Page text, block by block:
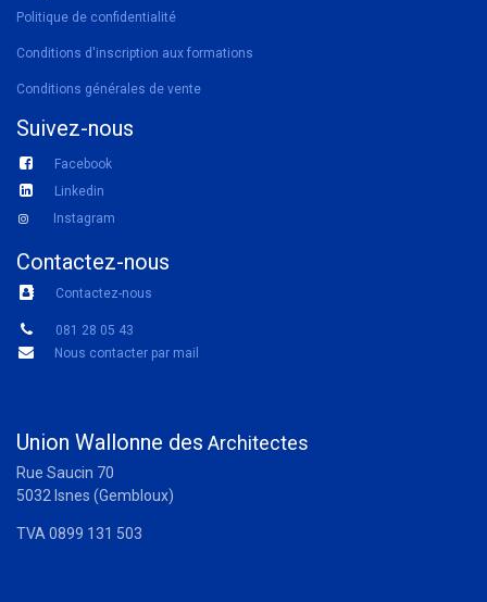
Politique de confidentialité
Conditions d'inscription aux formations
Conditions générales de vente
Suivez-nous
Facebook
Linkedin
Instagram
Contactez-nous
Contactez-nous
081 28 05 43
Nous contacter par mail
Union Wallonne des Architectes
Rue Saucin 70
5032 Isnes (Gembloux)
TVA 0899 131 503